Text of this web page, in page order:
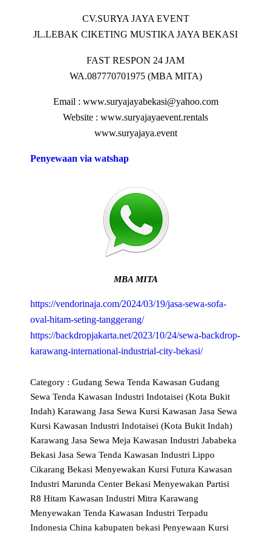
CV.SURYA JAYA EVENT
JL.LEBAK CIKETING MUSTIKA JAYA BEKASI
FAST RESPON 24 JAM
WA.087770701975 (MBA MITA)
Email : www.suryajayabekasi@yahoo.com
Website : www.suryajayaevent.rentals
www.suryajaya.event
Penyewaan via watshap
MBA MITA
https://vendorinaja.com/2024/03/19/jasa-sewa-sofa-
oval-hitam-seting-tanggerang/
https://backdropjakarta.net/2023/10/24/sewa-backdrop-
karawang-international-industrial-city-bekasi/
Category : Gudang Sewa Tenda KawasanGudang
Sewa Tenda Kawasan Industri Indotaisei (Kota Bukit
Indah) KarawangJasa Sewa Kursi KawasanJasa Sewa
Kursi Kawasan Industri Indotaisei (Kota Bukit Indah)
KarawangJasa Sewa Meja Kawasan Industri Jababeka
BekasiJasa Sewa Tenda Kawasan Industri Lippo
Cikarang BekasiMenyewakan Kursi Futura Kawasan
Industri Marunda Center BekasiMenyewakan Partisi
R8 Hitam Kawasan Industri Mitra Karawang
Menyewakan Tenda Kawasan Industri Terpadu
Indonesia China kabupaten bekasiPenyewaan Kursi